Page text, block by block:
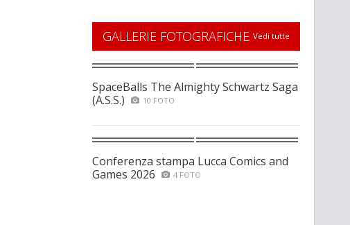
GALLERIE FOTOGRAFICHE Vedi tutte
SpaceBalls The Almighty Schwartz Saga
(A.S.S.)
10 FOTO
Conferenza stampa Lucca Comics and
Games 2026
4 FOTO